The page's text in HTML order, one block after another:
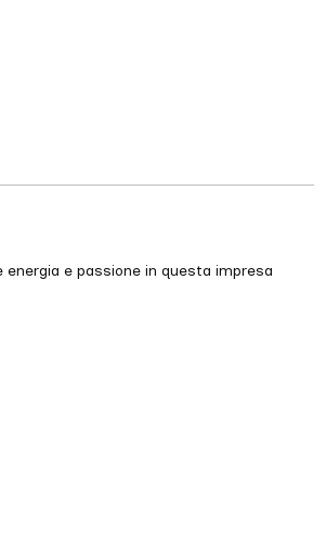
energia e passione in questa impresa